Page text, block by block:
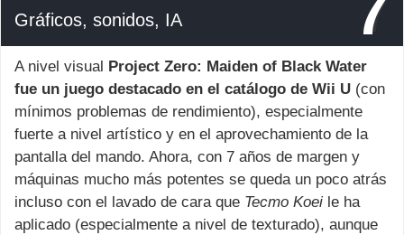
Gráficos, sonidos, IA
A nivel visual Project Zero: Maiden of Black Water
fue un juego destacado en el catálogo de Wii U (con
mínimos problemas de rendimiento), especialmente
fuerte a nivel artístico y en el aprovechamiento de la
pantalla del mando. Ahora, con 7 años de margen y
máquinas mucho más potentes se queda un poco atrás
incluso con el lavado de cara que Tecmo Koei le ha
aplicado (especialmente a nivel de texturado), aunque